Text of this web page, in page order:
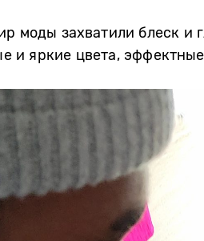
моды захватили блеск и
и яркие цвета,